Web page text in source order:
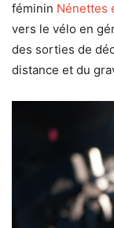
féminin Nénettes
vers le vélo en
des sorties de
distance et du